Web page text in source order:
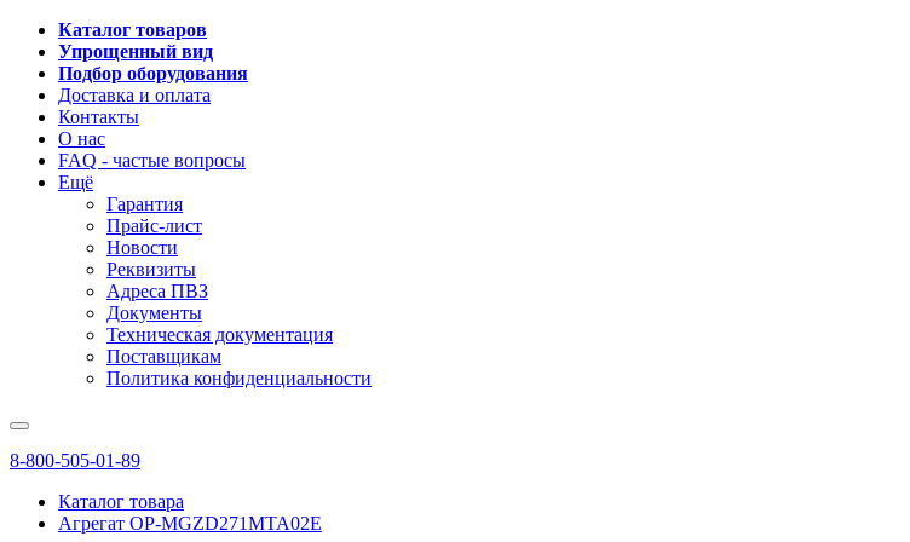
Каталог товаров
Упрощенный вид
Подбор оборудования
Доставка и оплата
Контакты
О нас
FAQ - частые вопросы
Ещё
Гарантия
Прайс-лист
Новости
Реквизиты
Адреса ПВЗ
Документы
Техническая документация
Поставщикам
Политика конфиденциальности
8-800-505-01-89
Каталог товара
Агрегат OP-MGZD271MTA02E